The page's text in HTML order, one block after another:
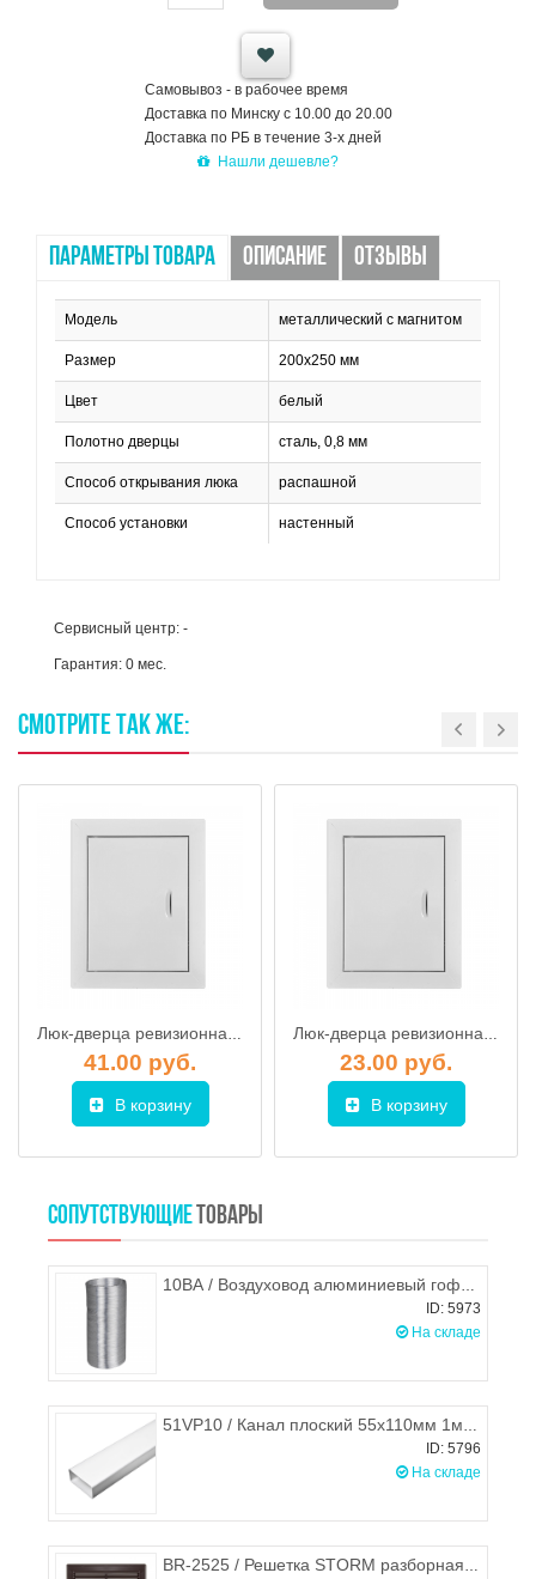
Самовывоз - в рабочее время
Доставка по Минску с 10.00 до 20.00
Доставка по РБ в течение 3-х дней
Нашли дешевле?
ПАРАМЕТРЫ ТОВАРА ОПИСАНИЕ ОТЗЫВЫ
Модель металлический с магнитом
Размер 200х250 мм
Цвет белый
Полотно дверцы сталь, 0,8 мм
Способ открывания люка распашной
Способ установки настенный
Сервисный центр: -
Гарантия: 0 мес.
СМОТРИТЕ ТАКЖЕ:
Люк-дверца ревизионная металлическая 300х600 ВИЕНТО
41.00 руб.
В корзину
Люк-дверца ревизионная металлическая 300х300 EVECS
23.00 руб.
В корзину
СОПУТСТВУЮЩИЕ ТОВАРЫ
10ВА / Воздуховод алюминиевый гофрированный (гофра) d.100, ЭРА
ID: 5973
На складе
51VP10 / Канал плоский 55х110мм 1м, STORM
ID: 5796
На складе
BR-2525 / Решетка STORM разборная 250х250 мм (коричневая)